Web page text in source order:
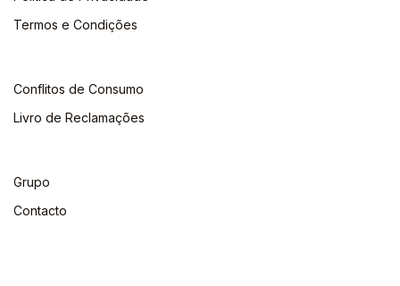
Termos e Condições
Conflitos de Consumo
Livro de Reclamações
Grupo
Contacto